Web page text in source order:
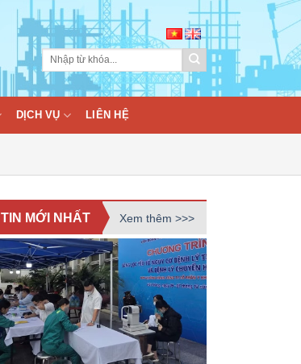
DỊCH VỤ LIÊN HỆ
TIN MỚI NHẤT Xem thêm >>>